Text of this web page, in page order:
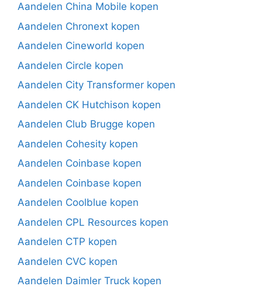
Aandelen China Mobile kopen
Aandelen Chronext kopen
Aandelen Cineworld kopen
Aandelen Circle kopen
Aandelen City Transformer kopen
Aandelen CK Hutchison kopen
Aandelen Club Brugge kopen
Aandelen Cohesity kopen
Aandelen Coinbase kopen
Aandelen Coinbase kopen
Aandelen Coolblue kopen
Aandelen CPL Resources kopen
Aandelen CTP kopen
Aandelen CVC kopen
Aandelen Daimler Truck kopen